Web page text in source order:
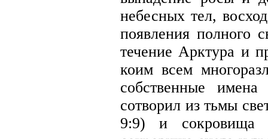
небесных тел,
появления полного
течение Арктура и
коим всем
собственные
сотворил из тьмы
9:9) и сокровища